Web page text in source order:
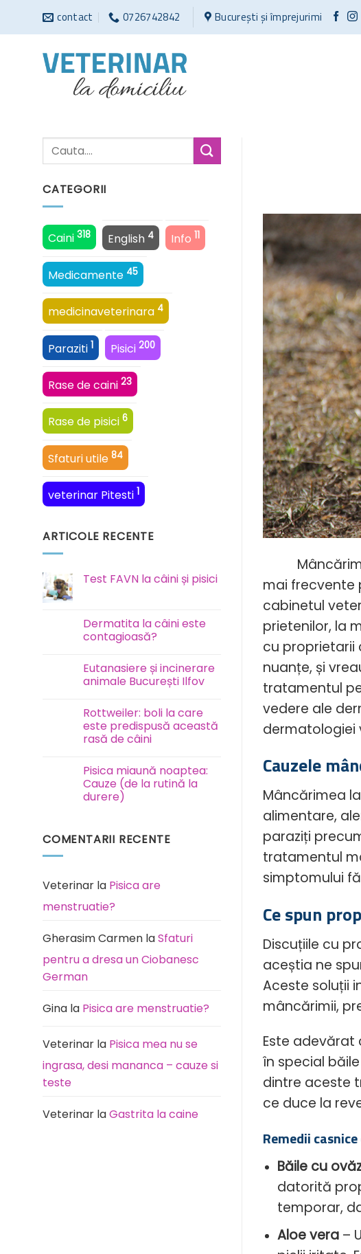
contact 0726742842 București și împrejurimi
CATEGORII
Caini 318 English 4 Info 11
Medicamente 45
medicinaveterinara 4
Paraziti 1 Pisici 200
Rase de caini 23
Rase de pisici 6
Sfaturi utile 84
veterinar Pitesti 1
ARTICOLE RECENTE
Test FAVN la câini și pisici
Test
FAVN
la
pisici
Dermatita la câini este
contagioasă?
la
Dermatita
la
contagioasă?
Eutanasiere și incinerare
animale București Ilfov
la
Eutanasiere
și
incinerare
Ilfov
Rottweiler: boli la care
este predispusă această
rasă de câini
la
Rottweiler:
boli
la
această
rasă
Pisica miaună noaptea:
Cauze (de la rutină la
durere)
Pisica
la
rutină
durere)
COMENTARII RECENTE
Veterinar la Pisica are
menstruatie?
Gherasim Carmen laSfaturi
pentru a dresa un Ciobanesc
German
Gina la Pisica are menstruatie?
Veterinar la Pisica mea nu se
ingrasa, desi mananca – cauze si
teste
Veterinar laGastrita la caine
mai frecvente
cabinetul
prietenilor, la
cu proprietarii
nuanțe, și
tratamentul
vedere ale
dermatologiei
Cauzele
Mâncărimea
alimentare,
paraziți
tratamentul
simptomului
Ce spun
Discuțiile cu
aceștia ne
Aceste soluții
mâncărimii,
Este
în special
dintre aceste
ce duce la
Remedii
Băile cu
datorită
temporar,
Aloe vera–